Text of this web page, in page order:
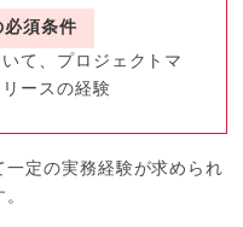
必須条件
て、プロジェクトマ
ースの経験
定の実務経験が求められ